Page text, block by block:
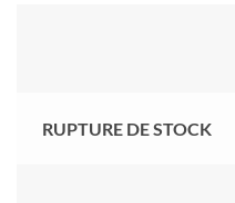
RUPTURE DE STOCK